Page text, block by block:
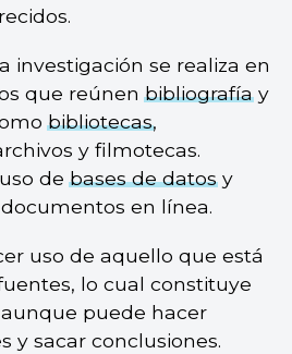
investigación se realiza en
que reúnenbibliografíay
bibliotecas,
y filmotecas.
debases de datosy
en línea.
uso de aquello que está
lo cual constituye
puede hacer
y sacar conclusiones.